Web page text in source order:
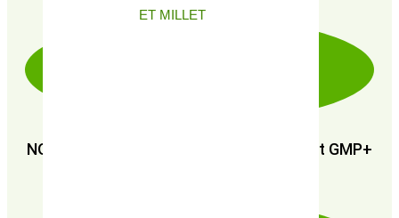
ET MILLET
NOUS SOMMES CERTIFIÉS : GMP+ FSA et GMP+